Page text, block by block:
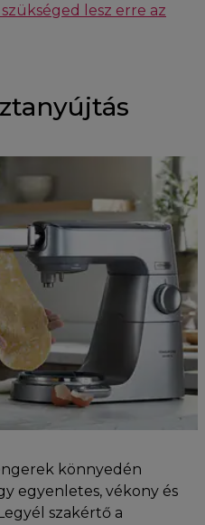
lesz erre az
könnyedén
egyenletes, vékony és
szakértő a